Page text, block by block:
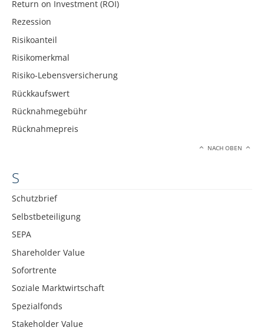
Return on Investment (ROI)
Rezession
Risikoanteil
Risikomerkmal
Risiko-Lebensversicherung
Rückkaufswert
Rücknahmegebühr
Rücknahmepreis
NACH OBEN
S
Schutzbrief
Selbstbeteiligung
SEPA
Shareholder Value
Sofortrente
Soziale Marktwirtschaft
Spezialfonds
Stakeholder Value